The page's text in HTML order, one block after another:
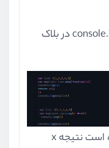
با توجه به تصویر ، چرا نتیجه (x)console.log در بلاک
دوم ، که mapبا arrow نوشته شده است نتیجه x